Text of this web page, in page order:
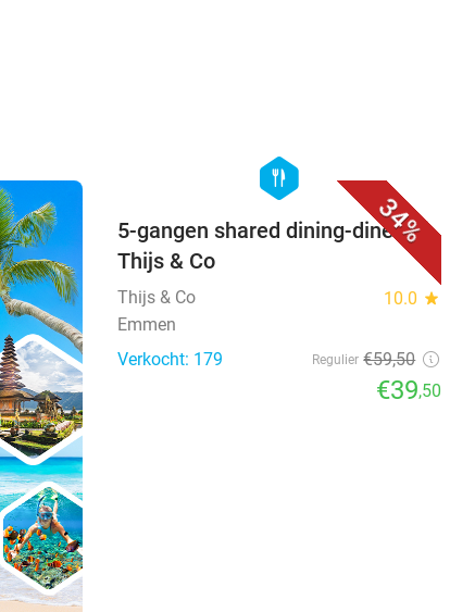
34%
hexagon
food
5-gangen shared dining-diner bij
Thijs & Co
Thijs & Co 10.0 star
Emmen
Verkocht: 179
Regulier €59,50
€39,50